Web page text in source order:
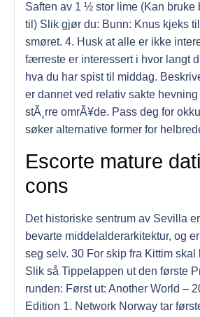
Saften av 1 ½ stor lime (Kan bruke
til) Slik gjør du: Bunn: Knus kjeks
smøret. 4. Husk at alle er ikke
færreste er interessert i hvor langt
hva du har spist til middag.
er dannet ved relativ sakte
stÃ¸rre omrÃ¥de. Pass deg for
søker alternative former for
Escorte mature
cons
Det historiske sentrum av Sevilla
bevarte middelalderarkitektur, og
seg selv. 30 For skip fra Kittim skal
Slik så Tippelappen ut den første
runden: Først ut: Another World –
Edition 1. Network Norway tar